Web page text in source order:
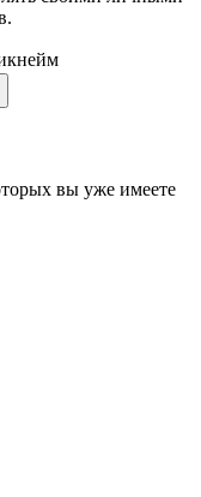
вы уже имеете